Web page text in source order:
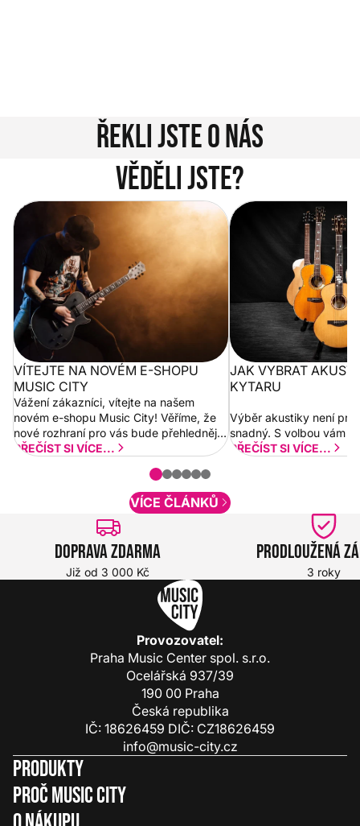
Řekli jste o nás
Věděli jste?
Vítejte na novém e-shopu Music
City
VÍTEJTE NA NOVÉM E-SHOPU
MUSIC CITY
Vážení zákazníci, vítejte na našem
novém e-shopu Music City! Věříme, že
nové rozhraní pro vás bude přehlednější
a rychlejší. Postupně budeme přidávat
PŘEČÍST SI VÍCE...
Jak vybrat
JAK VYBRAT
KYTARU
Výběr akustiky není pro
snadný. S volbou vám
PŘEČÍST SI VÍCE...
VÍCE ČLÁNKŮ
Doprava zdarma
Již od 3 000 Kč
Prodloužená
3 roky
Provozovatel:
Praha Music Center spol. s.r.o.
Ocelářská 937/39
190 00 Praha
Česká republika
IČ: 18626459 DIČ: CZ18626459
info@music-city.cz
Produkty
Proč Music City